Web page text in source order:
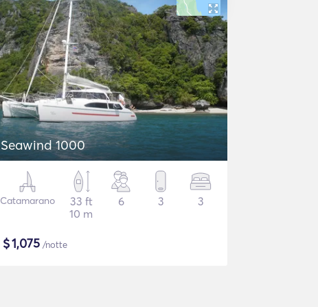
Seawind 1000
Catamarano
33 ft
10 m
6 3 3
$1,075 /notte